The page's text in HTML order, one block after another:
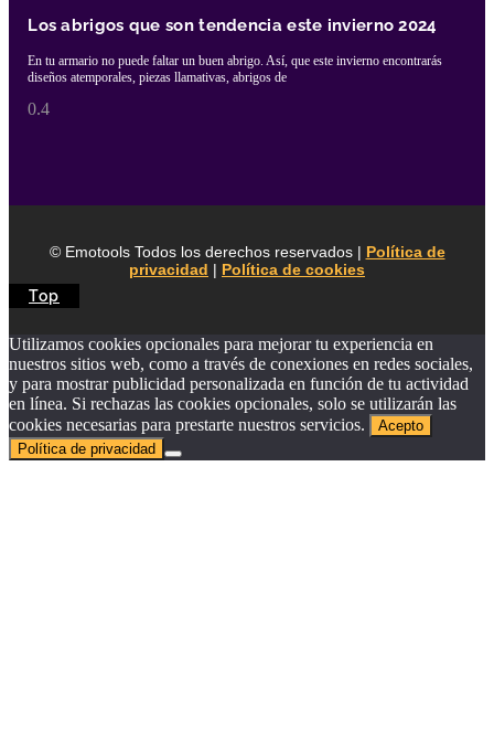
Los abrigos que son tendencia este invierno 2024
En tu armario no puede faltar un buen abrigo. Así, que este invierno encontrarás
diseños atemporales, piezas llamativas, abrigos de
© Emotools Todos los derechos reservados | Política de
privacidad | Política de cookies
Top
Utilizamos cookies opcionales para mejorar tu experiencia en
nuestros sitios web, como a través de conexiones en redes sociales,
y para mostrar publicidad personalizada en función de tu actividad
en línea. Si rechazas las cookies opcionales, solo se utilizarán las
cookies necesarias para prestarte nuestros servicios.
Acepto
Política de privacidad